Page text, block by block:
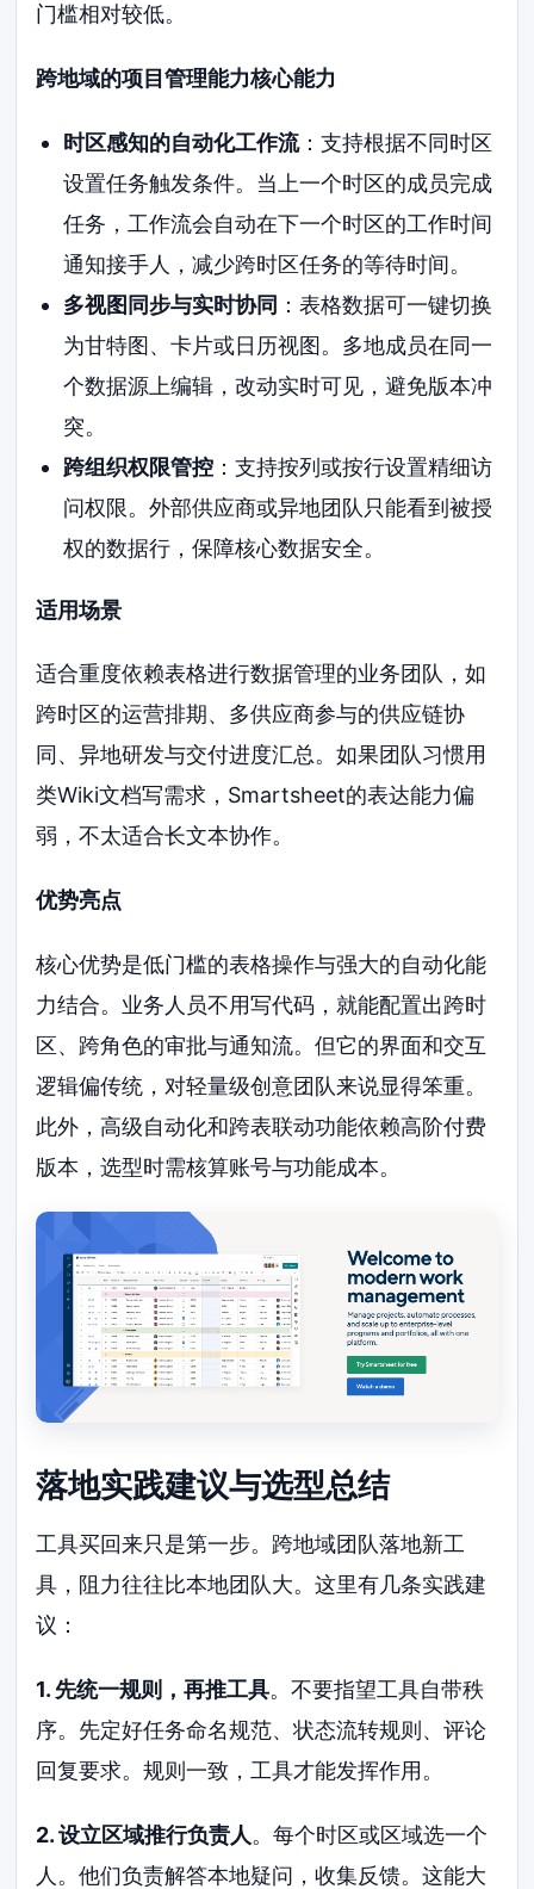
门槛相对较低。
跨地域的项目管理能力核心能力
时区感知的自动化工作流：支持根据不同时区
设置任务触发条件。当上一个时区的成员完成
任务，工作流会自动在下一个时区的工作时间
通知接手人，减少跨时区任务的等待时间。
多视图同步与实时协同 ：表格数据可一键切换
为甘特图、卡片或日历视图。多地成员在同一
个数据源上编辑，改动实时可见，避免版本冲
突。
跨组织权限管控：支持按列或按行设置精细访
问权限。外部供应商或异地团队只能看到被授
权的数据行，保障核心数据安全。
适用场景
适合重度依赖表格进行数据管理的业务团队，如
跨时区的运营排期、多供应商参与的供应链协
同、异地研发与交付进度汇总。如果团队习惯用
类Wiki文档写需求，Smartsheet的表达能力偏
弱，不太适合长文本协作。
优势亮点
核心优势是低门槛的表格操作与强大的自动化能
力结合。业务人员不用写代码，就能配置出跨时
区、跨角色的审批与通知流。但它的界面和交互
逻辑偏传统，对轻量级创意团队来说显得笨重。
此外，高级自动化和跨表联动功能依赖高阶付费
版本，选型时需核算账号与功能成本。
落地实践建议与选型总结
工具买回来只是第一步。跨地域团队落地新工
具，阻力往往比本地团队大。这里有几条实践建
议：
1. 先统一规则，再推工具。不要指望工具自带秩
序。先定好任务命名规范、状态流转规则、评论
回复要求。规则一致，工具才能发挥作用。
2. 设立区域推行负责人。每个时区或区域选一个
人。他们负责解答本地疑问，收集反馈。这能大